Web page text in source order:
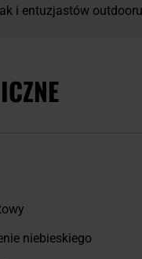
i entuzjastów
niebieskiego